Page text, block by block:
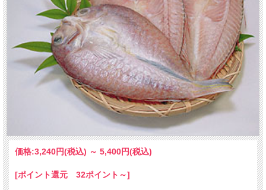
価格:3,240円(税込) ～ 5,400円(税込)
[ポイント還元 32ポイント～]